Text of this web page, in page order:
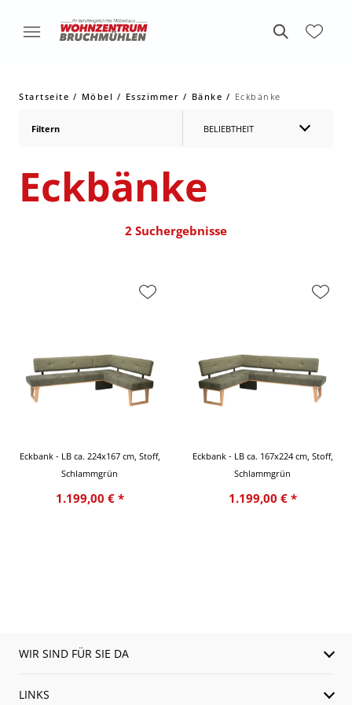
Startseite Möbel Esszimmer Bänke Eckbänke
Filtern BELIEBTHEIT
Eckbänke
2 Suchergebnisse
Eckbank - LB ca. 224x167 cm, Stoff,
Schlammgrün
1.199,00 € *
Eckbank - LB ca. 167x224 cm, Stoff,
Schlammgrün
1.199,00 € *
WIR SIND FÜR SIE DA
LINKS